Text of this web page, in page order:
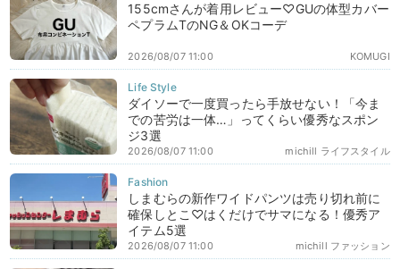
155cmさんが着用レビュー♡GUの体型カバー
ペプラムTのNG＆OKコーデ
KOMUGI
2026/08/07 11:00
ダイソーで一度買ったら手放せない！「今ま
での苦労は一体…」ってくらい優秀なスポン
ジ3選
michill ライフスタイル
2026/08/07 11:00
しまむらの新作ワイドパンツは売り切れ前に
確保しとこ♡はくだけでサマになる！優秀ア
イテム5選
michill ファッション
2026/08/07 11:00